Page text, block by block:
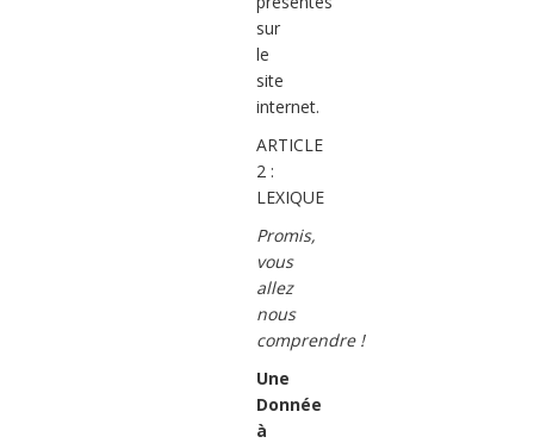
sur
le
site
internet.
ARTICLE
2 :
LEXIQUE
Promis,
vous
allez
nous
comprendre !
Une
Donnée
à